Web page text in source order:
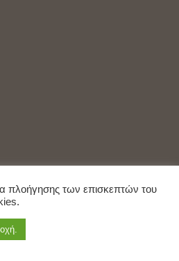
πλοήγησης των επισκεπτών του